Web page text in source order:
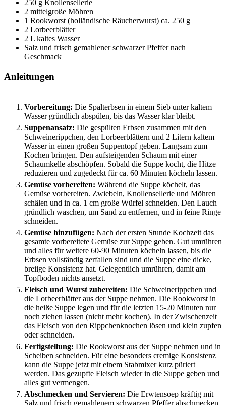
250 g Knollensellerie
2 mittelgroße Möhren
1 Rookworst (holländische Räucherwurst) ca. 250 g
2 Lorbeerblätter
2 L kaltes Wasser
Salz und frisch gemahlener schwarzer Pfeffer nach
Geschmack
Anleitungen
Vorbereitung: Die Spalterbsen in einem Sieb unter kaltem
Wasser gründlich abspülen, bis das Wasser klar bleibt.
Suppenansatz: Die gespülten Erbsen zusammen mit den
Schweinerippchen, den Lorbeerblättern und 2 Litern kaltem
Wasser in einen großen Suppentopf geben. Langsam zum
Kochen bringen. Den aufsteigenden Schaum mit einer
Schaumkelle abschöpfen. Sobald die Suppe kocht, die Hitze
reduzieren und zugedeckt für ca. 60 Minuten köcheln lassen.
Gemüse vorbereiten: Während die Suppe köchelt, das
Gemüse vorbereiten. Zwiebeln, Knollensellerie und Möhren
schälen und in ca. 1 cm große Würfel schneiden. Den Lauch
gründlich waschen, um Sand zu entfernen, und in feine Ringe
schneiden.
Gemüse hinzufügen: Nach der ersten Stunde Kochzeit das
gesamte vorbereitete Gemüse zur Suppe geben. Gut umrühren
und alles für weitere 60-90 Minuten köcheln lassen, bis die
Erbsen vollständig zerfallen sind und die Suppe eine dicke,
breiige Konsistenz hat. Gelegentlich umrühren, damit am
Topfboden nichts ansetzt.
Fleisch und Wurst zubereiten: Die Schweinerippchen und
die Lorbeerblätter aus der Suppe nehmen. Die Rookworst in
die heiße Suppe legen und für die letzten 15-20 Minuten nur
noch ziehen lassen (nicht mehr kochen). In der Zwischenzeit
das Fleisch von den Rippchenknochen lösen und klein zupfen
oder schneiden.
Fertigstellung: Die Rookworst aus der Suppe nehmen und in
Scheiben schneiden. Für eine besonders cremige Konsistenz
kann die Suppe jetzt mit einem Stabmixer kurz püriert
werden. Das gezupfte Fleisch wieder in die Suppe geben und
alles gut vermengen.
Abschmecken und Servieren: Die Erwtensoep kräftig mit
Salz und frisch gemahlenem schwarzen Pfeffer abschmecken.